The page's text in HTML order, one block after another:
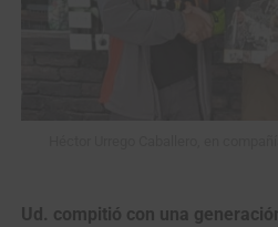
Ud. compitió con una